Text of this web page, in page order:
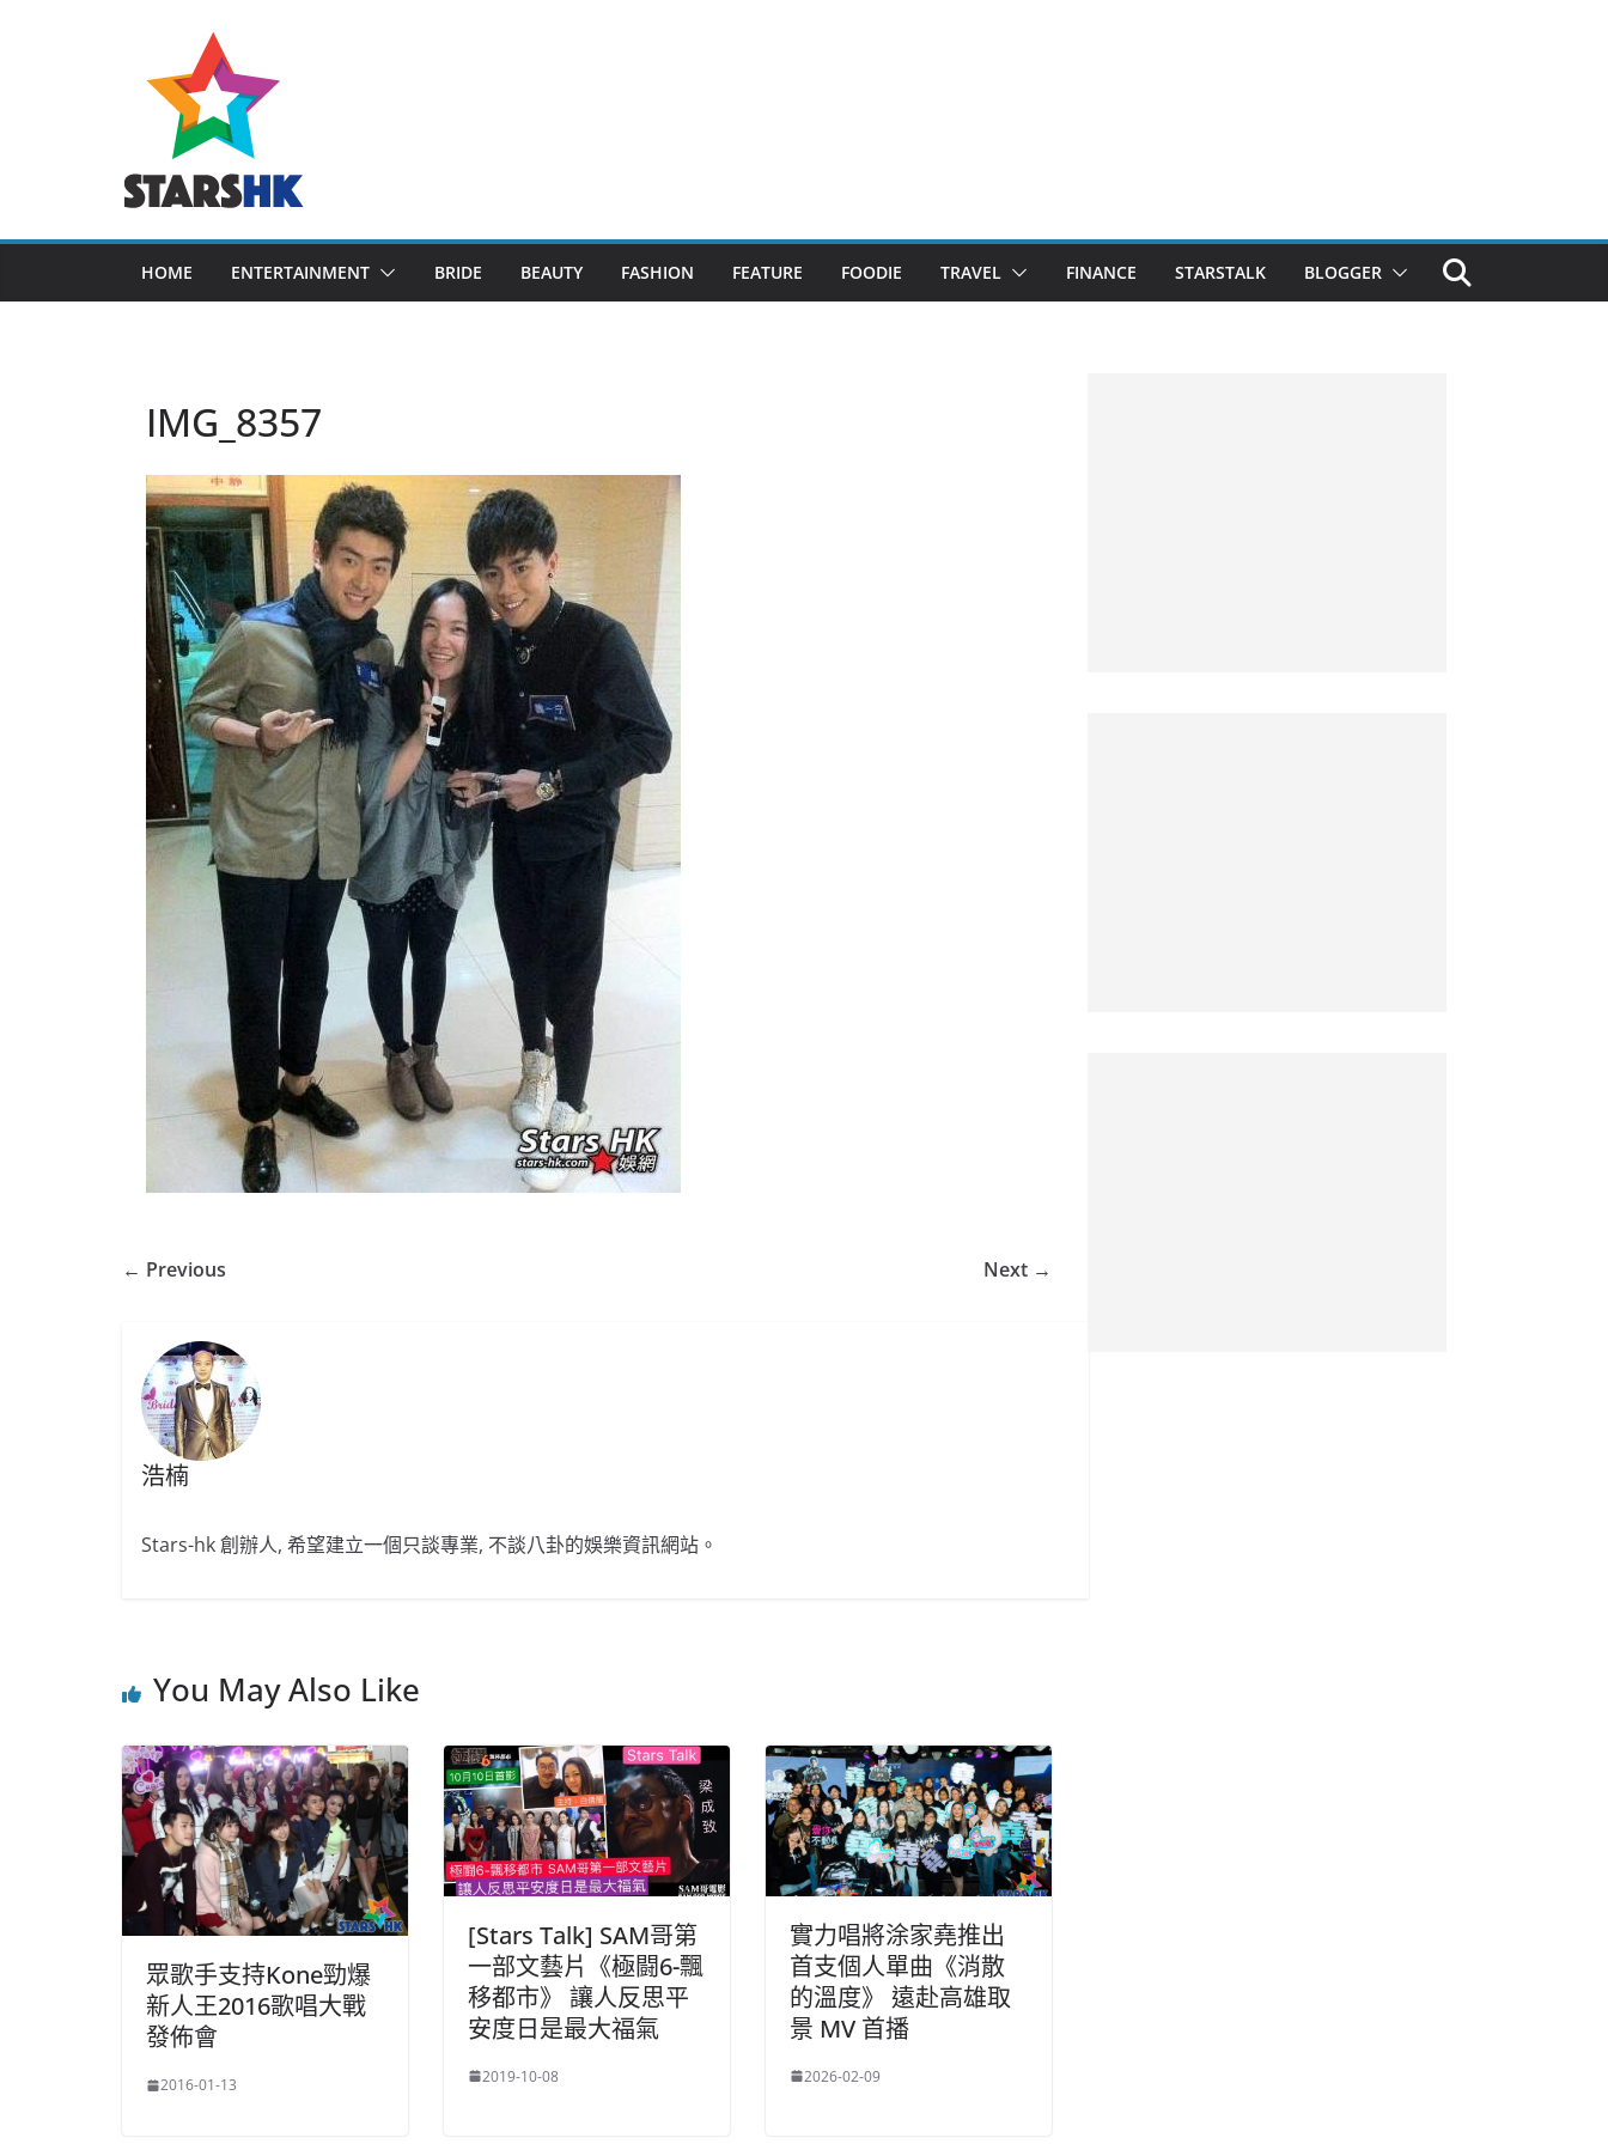
HOME ENTERTAINMENT BRIDE BEAUTY FASHION FEATURE FOODIE TRAVEL FINANCE STARSTALK BLOGGER
IMG_8357
← Previous Next →
浩楠
Stars-hk 創辦人, 希望建立一個只談專業, 不談八卦的娛樂資訊網站。
You May Also Like
眾歌手支持Kone勁爆
新人王2016歌唱大戰
發佈會
2016-01-13
[Stars Talk] SAM哥第
一部文藝片《極闘6-飄
移都市》 讓人反思平
安度日是最大福氣
2019-10-08
實力唱將涂家堯推出
首支個人單曲《消散
的溫度》 遠赴高雄取
景 MV 首播
2026-02-09